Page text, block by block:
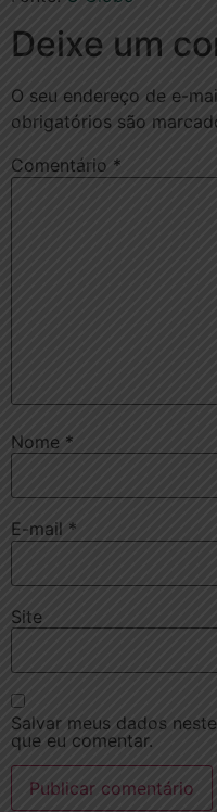
Deixe um
O seu endereço de e-
obrigatórios são
Comentário *
Nome *
E-mail *
Site
Salvar meus dados
que eu comentar.